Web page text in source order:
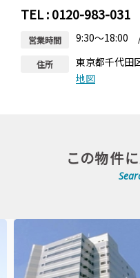
TEL : 0120-983-031
営業時間 9:30～18:00 /
住所
東京都千代田
地図
この物件